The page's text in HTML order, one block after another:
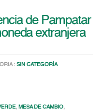
de Pampatar
extranjera
:SIN CATEGORÍA
,MESA DE CAMBIO,